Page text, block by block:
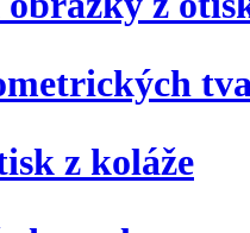
z koláže